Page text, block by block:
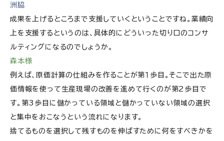
洲脇
成果を上げるところまで支援していくということですね。業績向
上を支援するというのは、具体的にどういった切り口のコンサ
ルティングになるのでしょうか。
森本様
例えば、原価計算の仕組みを作ることが第１歩目。そこで出た原
価情報を使って生産現場の改善を進めて行くのが第2歩目で
す。第3歩目に儲かっている領域と儲かっていない領域の選択
と集中をおこなうという流れになります。
捨てるものを選択して残すものを伸ばすために何をすべきかを